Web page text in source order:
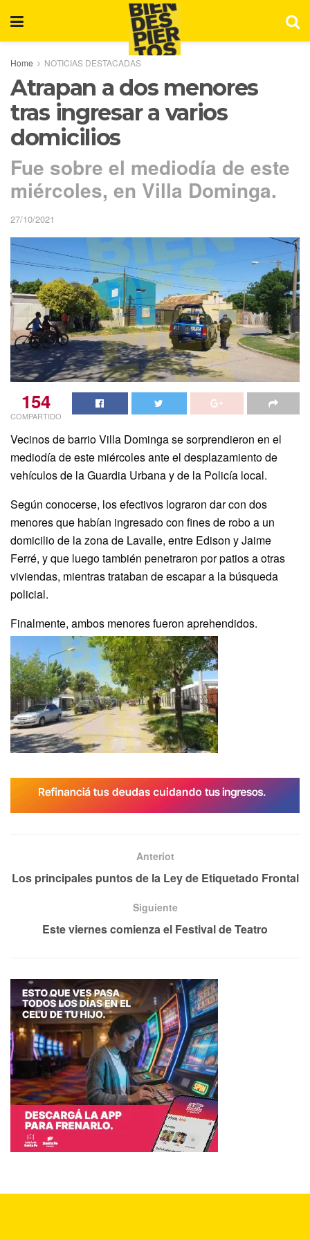
Home NOTICIAS DESTACADAS
Atrapan a dos menores
tras ingresar a varios
domicilios
Fue sobre el mediodía de este
miércoles, en Villa Dominga.
27/10/2021
154
COMPARTIDO
Vecinos de barrio Villa Dominga se sorprendieron en el
mediodía de este miércoles ante el desplazamiento de
vehículos de la Guardia Urbana y de la Policía local.
Según conocerse, los efectivos lograron dar con dos
menores que habían ingresado con fines de robo a un
domicilio de la zona de Lavalle, entre Edison y Jaime
Ferré, y que luego también penetraron por patios a otras
viviendas, mientras trataban de escapar a la búsqueda
policial.
Finalmente, ambos menores fueron aprehendidos.
Anteriot
Los principales puntos de la Ley de Etiquetado Frontal
Siguiente
Este viernes comienza el Festival de Teatro